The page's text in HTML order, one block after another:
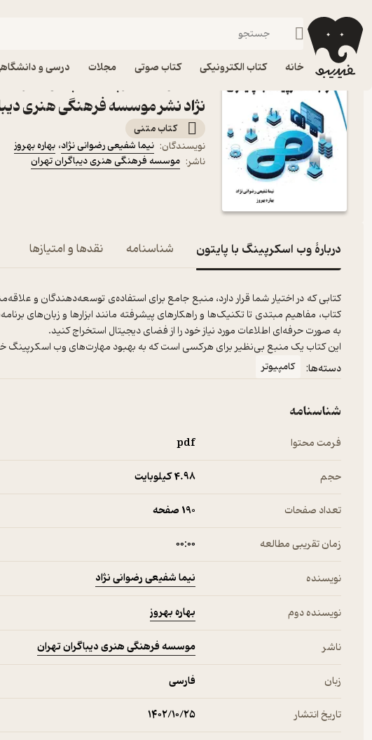
خانه کتاب الکترونیکی کتاب صوتی مجلات درسی و
فیدیبو کتاب الکترونیکی
نژاد نشر موسسه فرهنگی هنری
کتاب متنی
نویسندگان: نیما شفیعی رضوانی نژاد، بهاره بهروز
ناشر: موسسه فرهنگی هنری دیباگران تهران
دربارۀ وب اسکرپینگ با پایتون شناسنامه نقدها و امتیازها
کتابی که در اختیار شما قرار دارد، منبع جامع برای استفاده‌ی توسعه‌دهندگان و
کتاب، مفاهیم مبتدی تا تکنیک‌ها و راهکارهای پیشرفته مانند ابزارها و زبان‌های
به صورت حرفه‌ای اطلاعات مورد نیاز خود را از فضای دیجیتال استخراج کنید.
این کتاب یک منبع بی‌نظیر برای هرکسی است که به بهبود مهارت‌های وب اسکرپینگ
دسته‌ها: کامپیوتر
شناسنامه
فرمت محتوا pdf
حجم 4.۹۸ کیلوبایت
تعداد صفحات 190 صفحه
زمان تقریبی مطالعه ۰۰:۰۰
نویسنده نیما شفیعی رضوانی نژاد
نویسنده دوم بهاره بهروز
ناشر موسسه فرهنگی هنری دیباگران تهران
زبان فارسی
تاریخ انتشار ۱۴۰۲/۱۰/۲۵